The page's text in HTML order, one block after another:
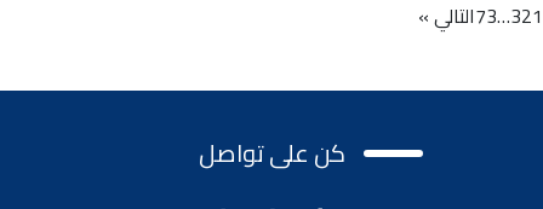
1
2
3
…
73التالي »
كن على تواصل